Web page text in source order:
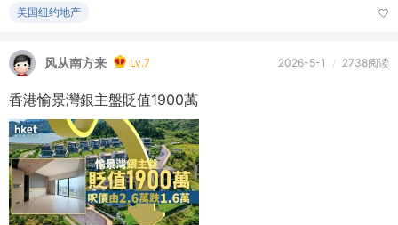
美国纽约地产
风从南方来 Lv.7 2026-5-1 / 2738阅读
香港愉景灣銀主盤貶值1900萬